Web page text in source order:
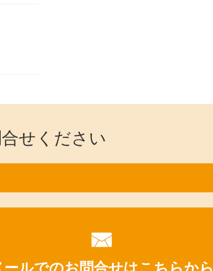
せください